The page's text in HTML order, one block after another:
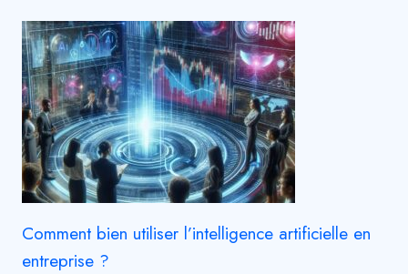
Comment bien utiliser l’intelligence artificielle en
entreprise ?